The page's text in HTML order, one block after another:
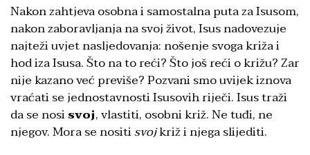
Nakon zahtjeva osobna i samostalna puta za Isusom,
nakon zaboravljanja na svoj život, Isus nadovezuje
najteži uvjet nasljedovanja: nošenje svoga križa i
hod iza Isusa. Što na to reći? Što još reći o križu? Zar
nije kazano već previše? Pozvani smo uvijek iznova
vraćati se jednostavnosti Isusovih riječi. Isus traži
da se nosisvoj, vlastiti, osobni križ. Ne tuđi, ne
njegov. Mora se nositisvojkriž i njega slijediti.